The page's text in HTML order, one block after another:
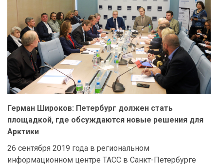
Герман Широков: Петербург должен стать
площадкой, где обсуждаются новые решения для
Арктики
26 сентября 2019 года в региональном
информационном центре ТАСС в Санкт-Петербурге